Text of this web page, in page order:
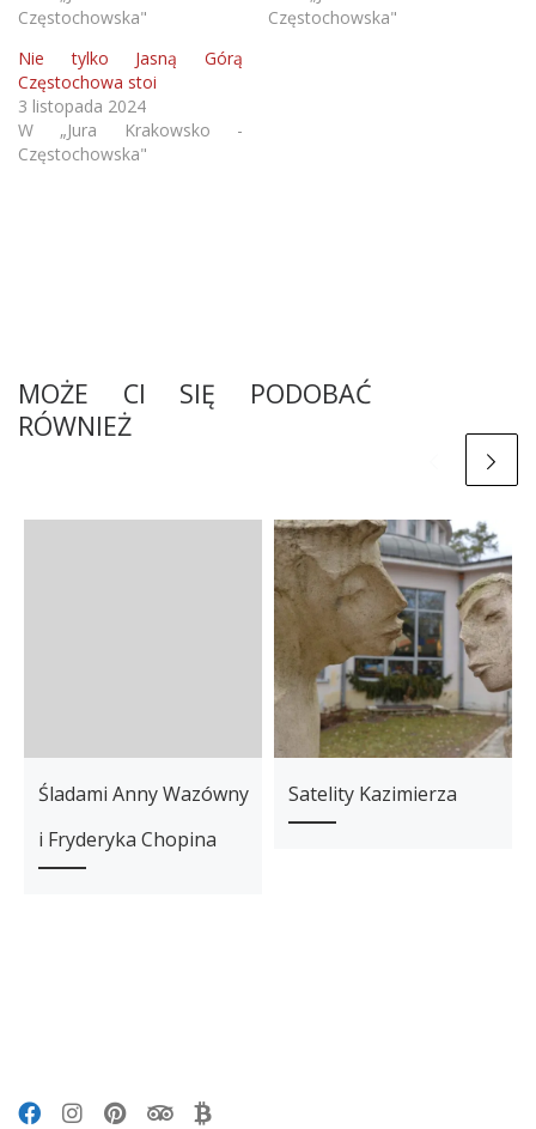
Częstochowska"
Częstochowska"
Nie tylko Jasną Górą
Częstochowa stoi
3 listopada 2024
W „Jura Krakowsko -
Częstochowska"
MOŻE CI SIĘ PODOBAĆ
RÓWNIEŻ
Śladami Anny Wazówny
i Fryderyka Chopina
Satelity Kazimierza